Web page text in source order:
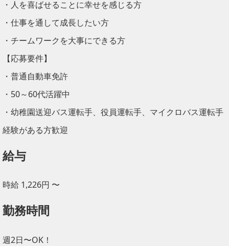
・人を喜ばせることに幸せを感じる方
・仕事を通して成長したい方
・チームワークを大事にできる方
【応募要件】
・普通自動車免許
・50～60代活躍中
・幼稚園送迎バス運転手、役員運転手、マイクロバス運転手
経験がある方歓迎
給与
時給 1,226円 〜
勤務時間
週2日〜OK！